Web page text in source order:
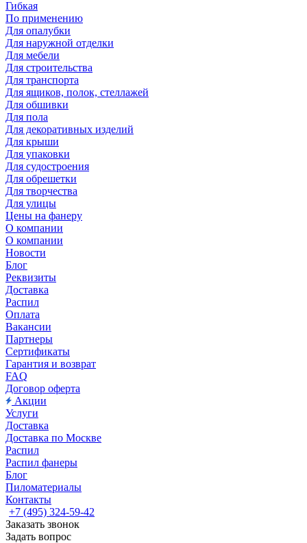
Гибкая
По применению
Для опалубки
Для наружной отделки
Для мебели
Для строительства
Для транспорта
Для ящиков, полок, стеллажей
Для обшивки
Для пола
Для декоративных изделий
Для крыши
Для упаковки
Для судостроения
Для обрешетки
Для творчества
Для улицы
Цены на фанеру
О компании
О компании
Новости
Блог
Реквизиты
Доставка
Распил
Оплата
Вакансии
Партнеры
Сертификаты
Гарантия и возврат
FAQ
Договор оферта
Акции
Услуги
Доставка
Доставка по Москве
Распил
Распил фанеры
Блог
Пиломатериалы
Контакты
+7 (495) 324-59-42
Заказать звонок
Задать вопрос